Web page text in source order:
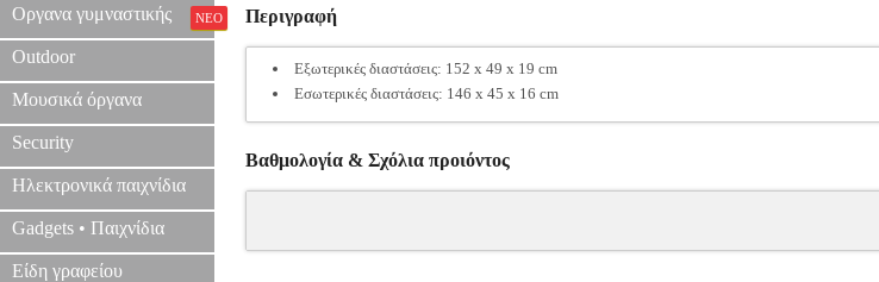
Οργανα γυμναστικής ΝΕΟ
Outdoor
Μουσικά όργανα
Security
Ηλεκτρονικά παιχνίδια
Gadgets • Παιχνίδια
Είδη γραφείου
Περιγραφή
Εξωτερικές διαστάσεις: 152 x 49 x 19 cm
Εσωτερικές διαστάσεις: 146 x 45 x 16 cm
Βαθμολογία & Σχόλια προιόντος